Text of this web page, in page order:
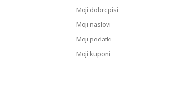
Moji dobropisi
Moji naslovi
Moji podatki
Moji kuponi